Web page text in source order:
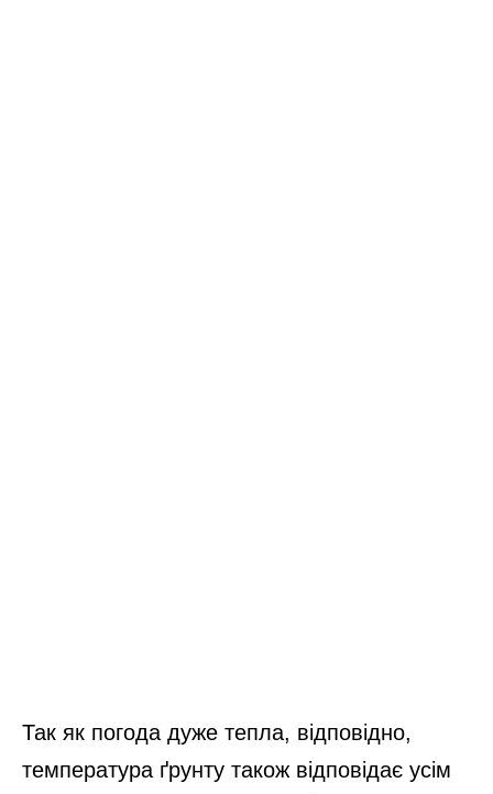
Так як погода дуже тепла, відповідно,
температура ґрунту також відповідає усім